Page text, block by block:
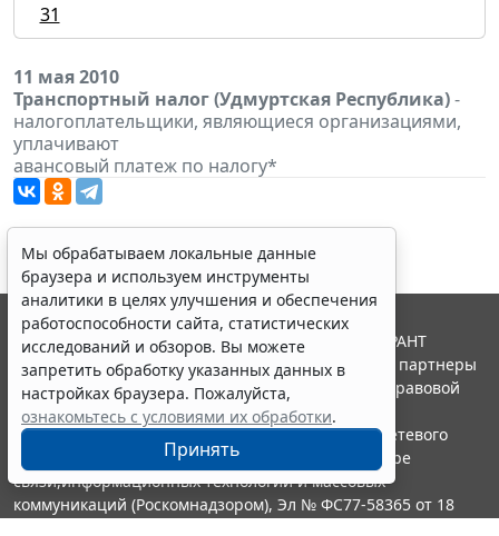
31
11 мая 2010
Транспортный налог (Удмуртская Республика)-
налогоплательщики, являющиеся организациями,
уплачивают
авансовый платеж по налогу*
Мы обрабатываем локальные данные
браузера и используем инструменты
аналитики в целях улучшения и обеспечения
работоспособности сайта, статистических
исследований и обзоров. Вы можете
запретить обработку указанных данных в
настройках браузера. Пожалуйста,
ознакомьтесь с условиями их обработки.
Принять
© ООО "НПП "ГАРАНТ-СЕРВИС", 2026. Система ГАРАНТ
выпускается с 1990 года. Компания "Гарант" и ее партнеры
являются участниками Российской ассоциации правовой
информации ГАРАНТ.
Портал ГАРАНТ.РУ зарегистрирован в качестве сетевого
издания Федеральной службой по надзору в сфере
связи,информационных технологий и массовых
коммуникаций (Роскомнадзором), Эл № ФС77-58365 от 18